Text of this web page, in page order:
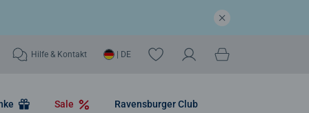
Hilfe & Kontakt | DE
Sale Ravensburger Club